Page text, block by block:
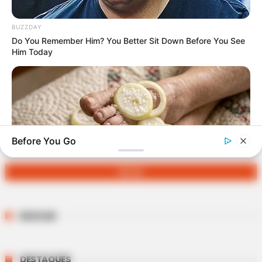
FALE CONOSCO
Nome
E-mail*
Mensagem*
DESTAQUES
BUZZDAY
Do You Remember Him? You Better Sit Down Before You See
Him Today
Neuropathy Has Linked To A Common Habit. Do You Do It?
Before You Go